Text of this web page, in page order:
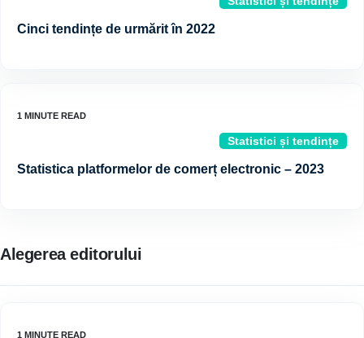
Cinci tendințe de urmărit în 2022
Statistici și tendințe
Statistica platformelor de comerț electronic – 2023
Alegerea editorului